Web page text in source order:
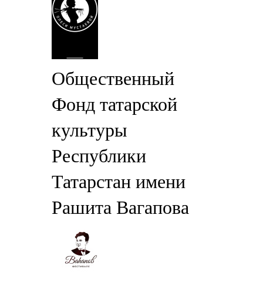
Общественный
Фонд татарской
культуры
Республики
Татарстан имени
Рашита Вагапова